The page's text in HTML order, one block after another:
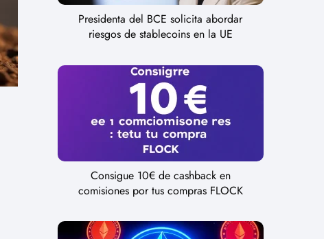
Presidenta del BCE solicita abordar
riesgos de stablecoins en la UE
Consigue 10€ de cashback en
comisiones por tus compras FLOCK